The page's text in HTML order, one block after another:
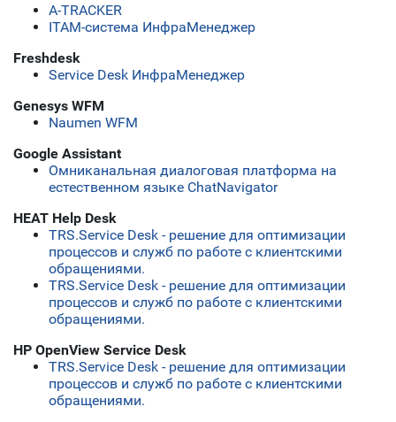
A-TRACKER
ITAM-система ИнфраМенеджер
Freshdesk
Service Desk ИнфраМенеджер
Genesys WFM
Naumen WFM
Google Assistant
Омниканальная диалоговая платформа на
естественном языке ChatNavigator
HEAT Help Desk
TRS.Service Desk - решение для оптимизации
процессов и служб по работе с клиентскими
обращениями.
TRS.Service Desk - решение для оптимизации
процессов и служб по работе с клиентскими
обращениями.
HP OpenView Service Desk
TRS.Service Desk - решение для оптимизации
процессов и служб по работе с клиентскими
обращениями.